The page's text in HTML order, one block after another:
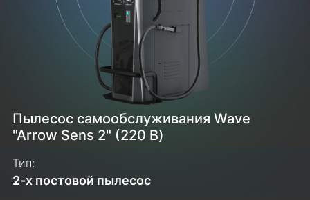
Пылесос самообслуживания Wave
"Arrow Sens 2" (220 В)
Тип:
2-х постовой пылесос